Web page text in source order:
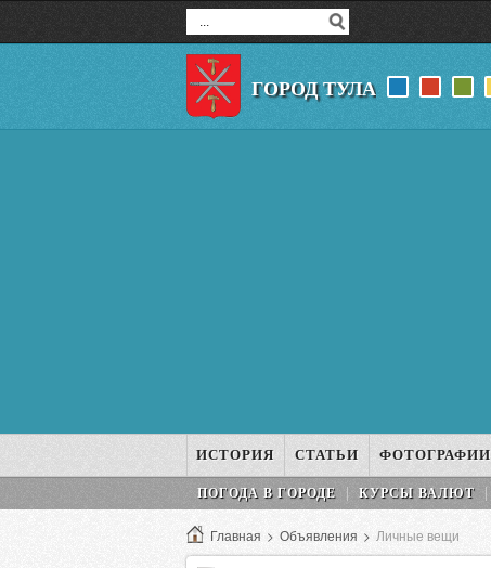
ГОРОД ТУЛА
ИСТОРИЯ СТАТЬИ ФОТОГРАФИИ
ПОГОДА В ГОРОДЕ КУРСЫ ВАЛЮТ
Главная > Объявления > Личные вещи